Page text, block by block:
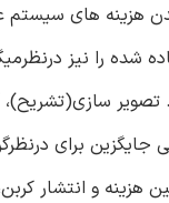
های سیستم
را نیز
جایگزین برای‌
و انتشار کربن،